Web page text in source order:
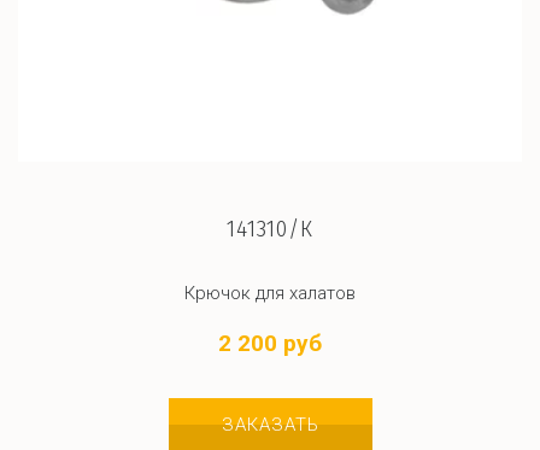
141310/К
Крючок для халатов
2 200 руб
ЗАКАЗАТЬ